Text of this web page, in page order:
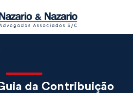
da Contribuição